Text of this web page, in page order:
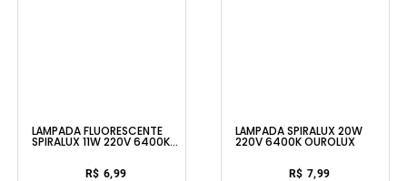
LÂMPADA FLUORESCENTE
SPIRALUX 11W 220V 6400K
R$ 6,99
LÂMPADA SPIRALUX 20W
220V 6400K OUROLUX
R$ 7,99